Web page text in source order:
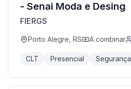
- Senai Moda e Desing
FIERGS
Porto Alegre, RS A combinar
CLT Presencial Segurança